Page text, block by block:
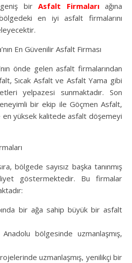
bir Asfalt Firmalarıağına
en iyi asfalt firmalarını
En Güvenilir Asfalt Firması
önde gelen asfalt firmalarından
Sıcak Asfalt ve Asfalt Yama gibi
yelpazesi sunmaktadır. Son
bir ekip ile Göçmen Asfalt,
yüksek kalitede asfalt döşemeyi
bölgede sayısız başka tanınmış
göstermektedir. Bu firmalar
bir ağa sahip büyük bir asfalt
bölgesinde uzmanlaşmış,
uzmanlaşmış, yenilikçi bir